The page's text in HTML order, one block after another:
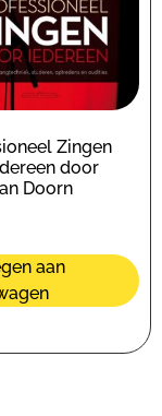
Zingen
door
Doorn
aan